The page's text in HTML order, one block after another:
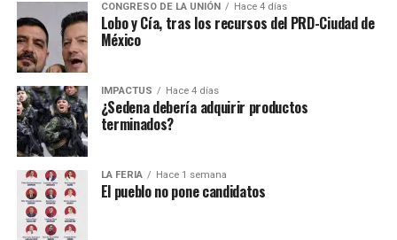
CONGRESO DE LA UNIÓN Hace 4 días
Lobo y Cía, tras los recursos del PRD-Ciudad de
México
IMPACTUS Hace 4 días
¿Sedena debería adquirir productos
terminados?
LA FERIA Hace 1 semana
El pueblo no pone candidatos